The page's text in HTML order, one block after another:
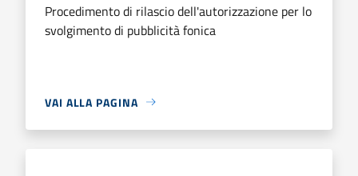
Procedimento di rilascio dell'autorizzazione per lo
svolgimento di pubblicità fonica
VAI ALLA PAGINA